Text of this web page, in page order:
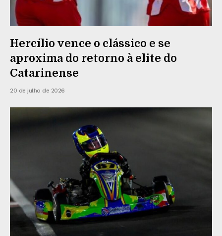
Hercílio vence o clássico e se
aproxima do retorno à elite do
Catarinense
20 de julho de 2026